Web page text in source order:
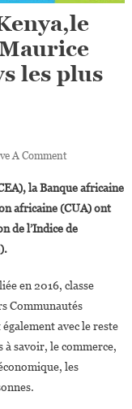
les plus
A CommentOn
Du
Sud,le
Kenya,le
Et
Maurice
Dans
Top
la Banque africaine
africaine (CUA) ont
de l’Indice de
en 2016, classe
Communautés
avec le reste
savoir, le commerce,
les